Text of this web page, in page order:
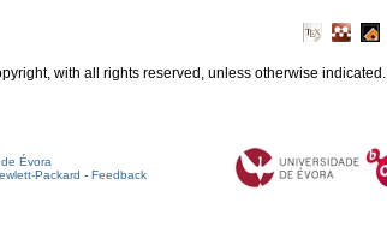
with all rights reserved, unless otherwise indicated.
Évora
Packard - Feedback